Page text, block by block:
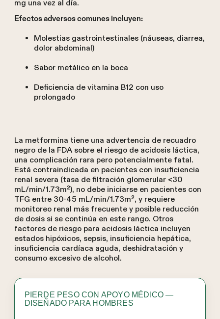
mg una vez al día.
Efectos adversos comunes incluyen:
Molestias gastrointestinales (náuseas, diarrea,
dolor abdominal)
Sabor metálico en la boca
Deficiencia de vitamina B12 con uso
prolongado
La metformina tiene una advertencia de recuadro
negro de la FDA sobre el riesgo de acidosis láctica,
una complicación rara pero potencialmente fatal.
Está contraindicada en pacientes con insuficiencia
renal severa (tasa de filtración glomerular <30
mL/min/1.73m²), no debe iniciarse en pacientes con
TFG entre 30-45 mL/min/1.73m², y requiere
monitoreo renal más frecuente y posible reducción
de dosis si se continúa en este rango. Otros
factores de riesgo para acidosis láctica incluyen
estados hipóxicos, sepsis, insuficiencia hepática,
insuficiencia cardíaca aguda, deshidratación y
consumo excesivo de alcohol.
PIERDE PESO CON APOYO MÉDICO —
DISEÑADO PARA HOMBRES